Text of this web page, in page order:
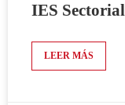
IES
LEER MÁS